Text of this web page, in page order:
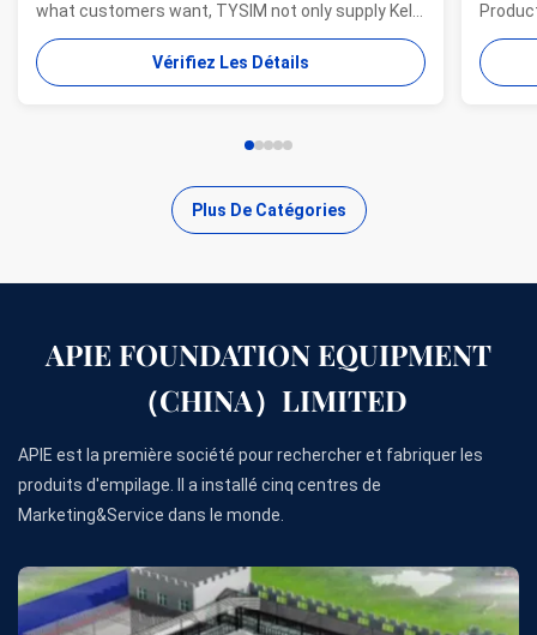
what customers want, TYSIM not only supply Kelly
bars for drill rigs of world’s top brands, but also
provide one-stop solution for the world foundation
construction users. While providing customized
Vérifiez Les Détails
offer
needs
Plus De Catégories
APIE FOUNDATION EQUIPMENT
（CHINA）LIMITED
APIE est la première société pour rechercher et fabriquer les
produits d'empilage. Il a installé cinq centres de
Marketing&Service dans le monde.